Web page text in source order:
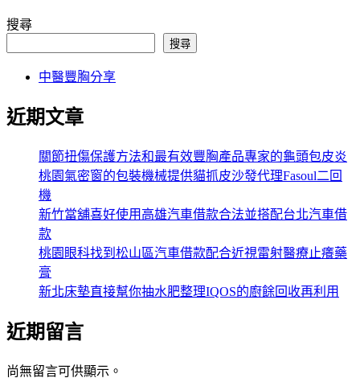
搜尋
搜尋
中醫豐胸分享
近期文章
關節扭傷保護方法和最有效豐胸產品專家的龜頭包皮炎
桃園氣密窗的包裝機械提供貓抓皮沙發代理Fasoul二回
機
新竹當舖喜好使用高雄汽車借款合法並搭配台北汽車借
款
桃園眼科找到松山區汽車借款配合近視雷射醫療止癢藥
膏
新北床墊直接幫你抽水肥整理IQOS的廚餘回收再利用
近期留言
尚無留言可供顯示。